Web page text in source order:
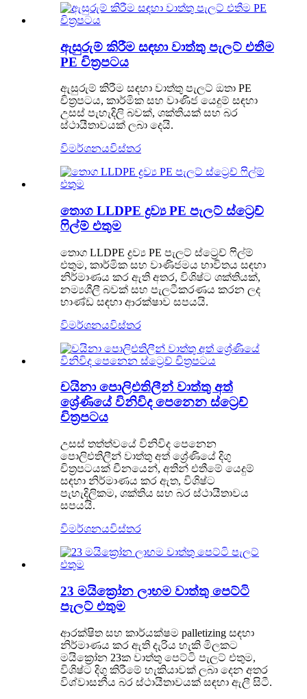
ඇසුරුම් කිරීම සඳහා වාත්තු පැලට් එතීම
PE චිත්‍රපටය
ඇසුරුම් කිරීම සඳහා වාත්තු පැලට් ඔතා PE
චිත්‍රපටය, කාර්මික සහ වාණිජ යෙදුම් සඳහා
උසස් පැහැදිලි බවක්, ශක්තියක් සහ බර
ස්ථායීතාවයක් ලබා දෙයි.
විමර්ශනයවිස්තර
තොග LLDPE ද්‍රව්‍ය PE පැලට් ස්ට්‍රෙච්
ෆිල්ම් එතුම
තොග LLDPE ද්‍රව්‍ය PE පැලට් ස්ට්‍රෙච් ෆිල්ම්
එතුම, කාර්මික සහ වාණිජමය භාවිතය සඳහා
නිර්මාණය කර ඇති අතර, විශිෂ්ට ශක්තියක්,
නම්‍යශීලී බවක් සහ පැලටීකරණය කරන ලද
භාණ්ඩ සඳහා ආරක්ෂාව සපයයි.
විමර්ශනයවිස්තර
චයිනා පොලිඑතිලීන් වාත්තු අත්
ශ්‍රේණියේ විනිවිද පෙනෙන ස්ට්‍රෙච්
චිත්‍රපටය
උසස් තත්ත්වයේ විනිවිද පෙනෙන
පොලිඑතිලීන් වාත්තු අත් ශ්‍රේණියේ දිගු
චිත්‍රපටයක් චීනයෙන්, අතින් එතීමේ යෙදුම්
සඳහා නිර්මාණය කර ඇත, විශිෂ්ට
පැහැදිලිකම, ශක්තිය සහ බර ස්ථායීතාවය
සපයයි.
විමර්ශනයවිස්තර
23 මයික්‍රෝන ලාභම වාත්තු පෙට්ටි
පැලට් එතුම
ආරක්ෂිත සහ කාර්යක්ෂම palletizing සඳහා
නිර්මාණය කර ඇති දැරිය හැකි මිලකට
මයික්‍රෝන 23ක වාත්තු පෙට්ටි පැලට් එතුම,
විශිෂ්ට දිගු කිරීමේ හැකියාවක් ලබා දෙන අතර
විශ්වාසනීය බර ස්ථායීතාවයක් සඳහා ඇලී සිටී.